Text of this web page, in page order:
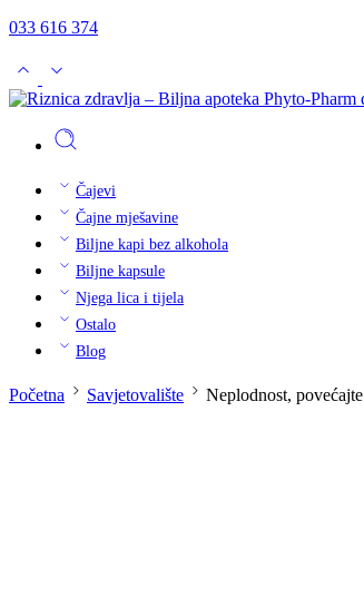
033 616 374
Čajevi
Čajne mješavine
Biljne kapi bez alkohola
Biljne kapsule
Njega lica i tijela
Ostalo
Blog
Početna Savjetovalište Neplodnost,